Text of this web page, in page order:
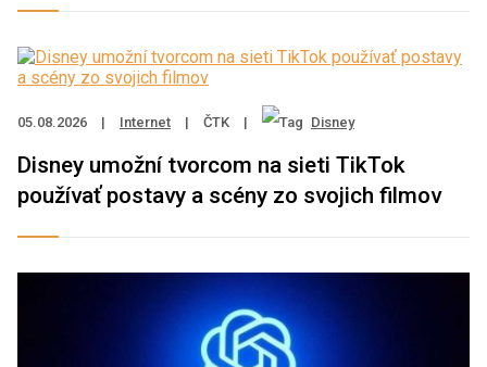
05.08.2026 | Internet | ČTK | Disney
Disney umožní tvorcom na sieti TikTok
používať postavy a scény zo svojich filmov